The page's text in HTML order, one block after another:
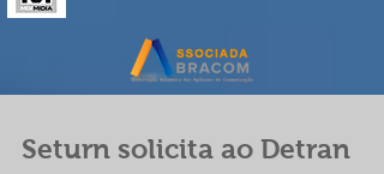
Seturn solicita ao Detran